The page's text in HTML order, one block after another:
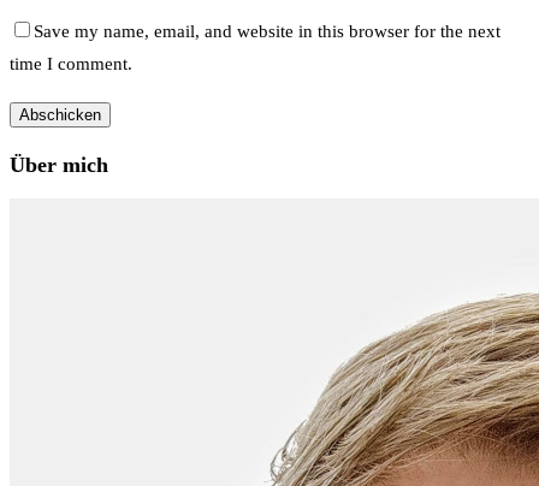
Save my name, email, and website in this browser for the next
time I comment.
Über mich